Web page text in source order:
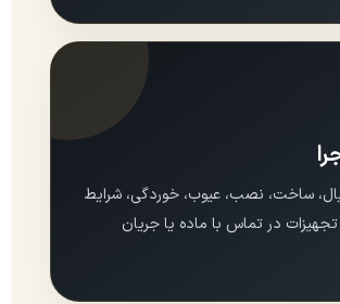
ساخت، نصب، عیوب، خوردگی، شرایط
در تماس با ماده یا جریان